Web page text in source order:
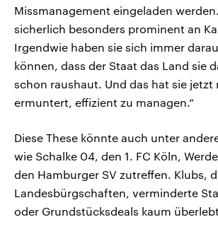
Missmanagement eingeladen
sicherlich besonders prominent an
Irgendwie haben sie sich immer
können, dass der Staat das Land sie
schon raushaut. Und das hat sie jetzt
ermuntert, effizient zu managen.“
Diese These könnte auch unter
wie Schalke 04, den 1. FC Köln,
den Hamburger SV zutreffen. Klubs,
Landesbürgschaften, verminderte
oder Grundstücksdeals kaum